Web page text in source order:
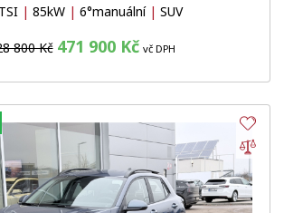
| 85kW | 6°manuální | SUV
800 Kč 471 900 Kč vč DPH